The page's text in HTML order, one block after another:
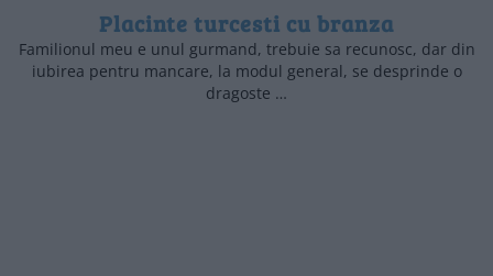
Placinte turcesti cu branza
Familionul meu e unul gurmand, trebuie sa recunosc, dar din
iubirea pentru mancare, la modul general, se desprinde o
dragoste …